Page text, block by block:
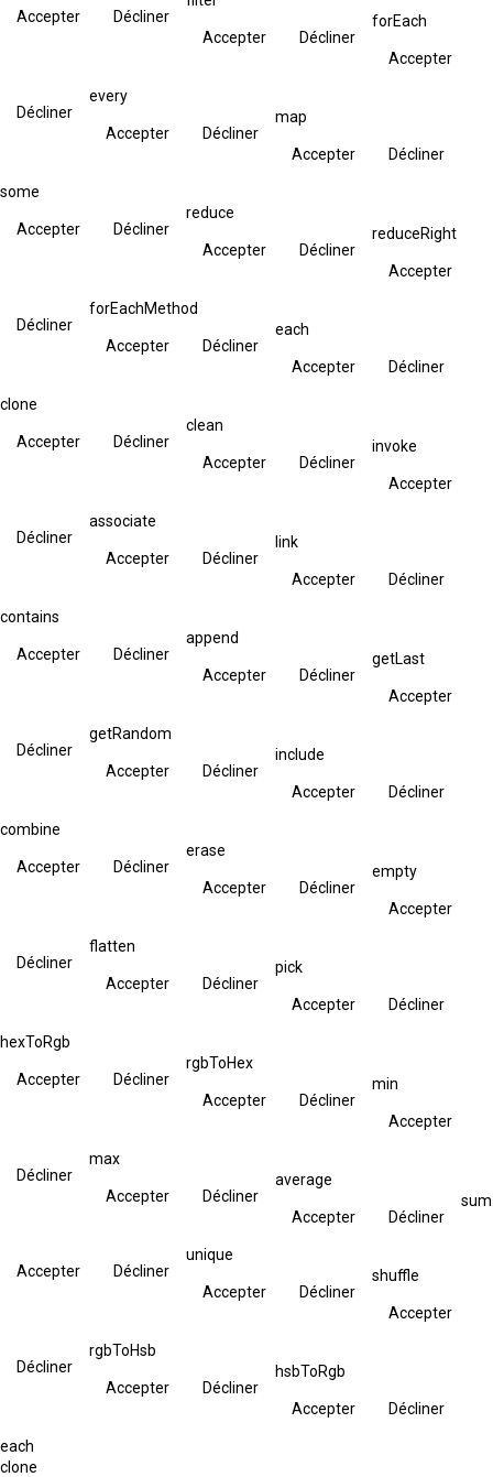
Accepter Décliner
Accepter Décliner
forEach
Accepter
Décliner
every
Accepter Décliner
map
Accepter Décliner
some
Accepter Décliner
reduce
Accepter Décliner
reduceRight
Accepter
Décliner
forEachMethod
Accepter Décliner
each
Accepter Décliner
clone
Accepter Décliner
clean
Accepter Décliner
invoke
Accepter
Décliner
associate
Accepter Décliner
link
Accepter Décliner
contains
Accepter Décliner
append
Accepter Décliner
getLast
Accepter
Décliner
getRandom
Accepter Décliner
include
Accepter Décliner
combine
Accepter Décliner
erase
Accepter Décliner
empty
Accepter
Décliner
flatten
Accepter Décliner
pick
Accepter Décliner
hexToRgb
Accepter Décliner
rgbToHex
Accepter Décliner
min
Accepter
Décliner
max
Accepter Décliner
average
Accepter Décliner
sum
Accepter Décliner
unique
Accepter Décliner
shuffle
Accepter
Décliner
rgbToHsb
Accepter Décliner
hsbToRgb
Accepter Décliner
each
clone